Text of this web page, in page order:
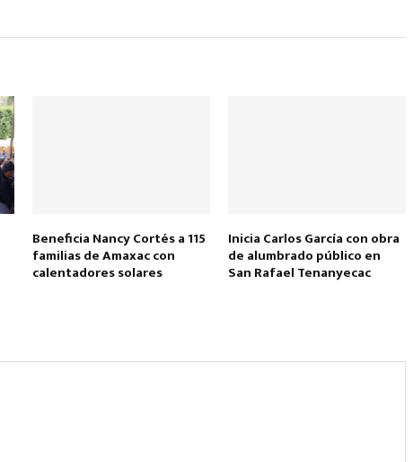
Beneficia Nancy Cortés a 115
familias de Amaxac con
calentadores solares
Inicia Carlos García con obra
de alumbrado público en
San Rafael Tenanyecac